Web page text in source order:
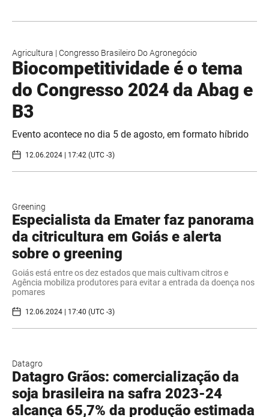
Agricultura | Congresso Brasileiro Do Agronegócio
Biocompetitividade é o tema
do Congresso 2024 da Abag e
B3
Evento acontece no dia 5 de agosto, em formato híbrido
12.06.2024 | 17:42 (UTC -3)
Greening
Especialista da Emater faz panorama
da citricultura em Goiás e alerta
sobre o greening
Goiás está entre os dez estados que mais cultivam citros e
Agência mobiliza produtores para evitar a entrada da doença nos
pomares
12.06.2024 | 17:40 (UTC -3)
Datagro
Datagro Grãos: comercialização da
soja brasileira na safra 2023-24
alcança 65,7% da produção estimada